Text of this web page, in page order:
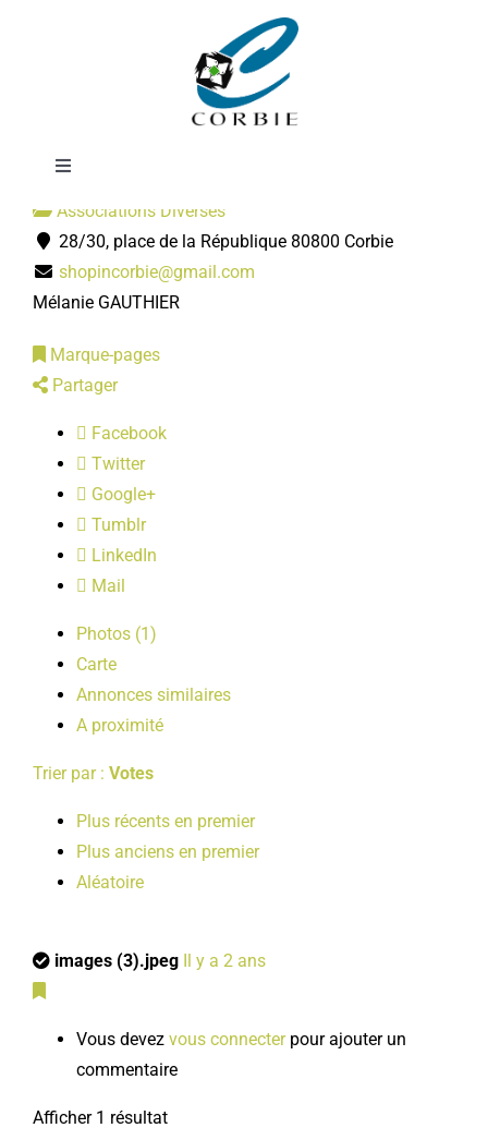
Toggle
Mairie
DÉMARCHES ADMINISTRATIVES
SERVICES MUNICIPAUX
PRATIQUE
PUBLICATIONS
Shop'in Corbie
Associations Diverses
28/30, place de la République 80800 Corbie
shopincorbie@gmail.com
Mélanie GAUTHIER
Marque-pages
Partager
Facebook
Twitter
Google+
Tumblr
LinkedIn
Mail
Photos (1)
Carte
Annonces similaires
A proximité
Trier par : Votes
Plus récents en premier
Plus anciens en premier
Aléatoire
images (3).jpeg Il y a 2 ans
Vous devez vous connecterpour ajouter un
commentaire
Afficher 1 résultat